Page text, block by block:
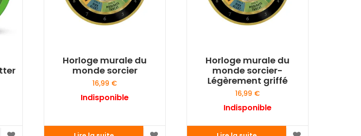
Horloge murale du
monde sorcier
16,99 €
Indisponible
Horloge murale du
monde sorcier-
Légèrement griffé
16,99 €
Indisponible